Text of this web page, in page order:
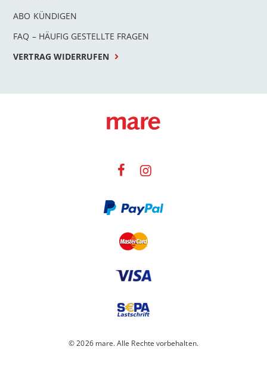
ABO KÜNDIGEN
FAQ – HÄUFIG GESTELLTE FRAGEN
VERTRAG WIDERRUFEN
© 2026 mare. Alle Rechte vorbehalten.